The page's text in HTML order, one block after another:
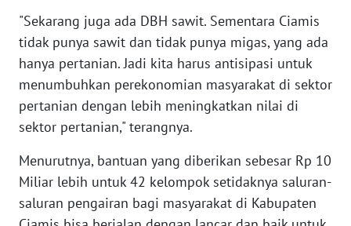
"Sekarang juga ada DBH sawit. Sementara Ciamis
tidak punya sawit dan tidak punya migas, yang ada
hanya pertanian. Jadi kita harus antisipasi untuk
menumbuhkan perekonomian masyarakat di sektor
pertanian dengan lebih meningkatkan nilai di
sektor pertanian," terangnya.
Menurutnya, bantuan yang diberikan sebesar Rp 10
Miliar lebih untuk 42 kelompok setidaknya saluran-
saluran pengairan bagi masyarakat di Kabupaten
KEPRI
WN
PAPUA
RIAU